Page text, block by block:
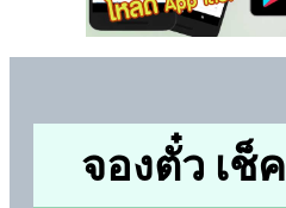
จองตั๋ว เช็